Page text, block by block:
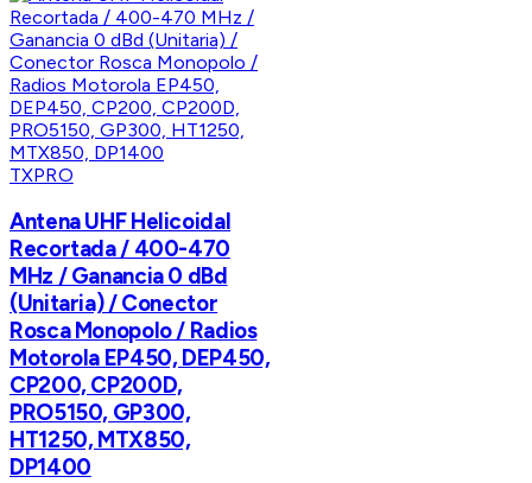
TXPRO
Antena UHF Helicoidal
Recortada / 400-470
MHz / Ganancia 0 dBd
(Unitaria) / Conector
Rosca Monopolo / Radios
Motorola EP450, DEP450,
CP200, CP200D,
PRO5150, GP300,
HT1250, MTX850,
DP1400